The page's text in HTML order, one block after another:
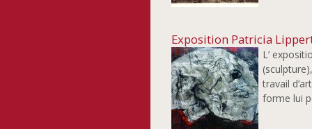
Exposition Patricia
L’
travail
forme lui